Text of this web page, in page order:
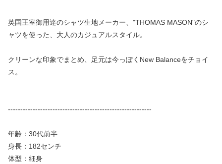
英国王室御用達のシャツ生地メーカー、"THOMAS MASON"のシ
ャツを使った、大人のカジュアルスタイル。
クリーンな印象でまとめ、足元は今っぽくNew Balanceをチョイ
ス。
----------------------------------------------------------
年齢：30代前半
身長：182センチ
体型：細身